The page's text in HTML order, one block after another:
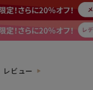
レビュー